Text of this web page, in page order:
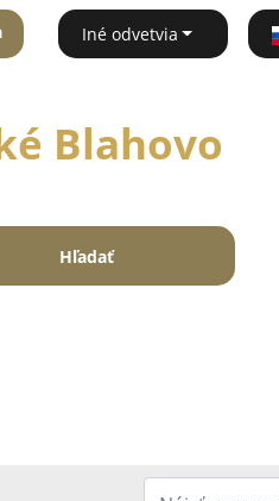
Iné odvetvia
Blahovo
Hľadať